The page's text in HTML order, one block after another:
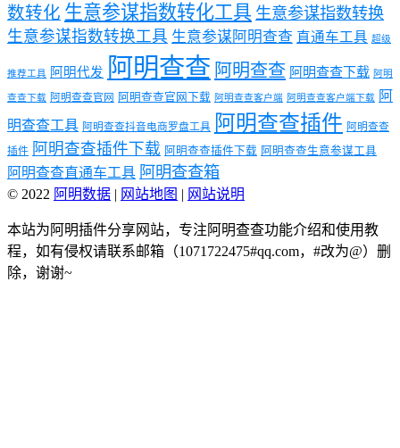
数转化 生意参谋指数转化工具 生意参谋指数转换
生意参谋指数转换工具 生意参谋阿明查查 直通车工具 超级
推荐工具 阿明代发 阿明查查 阿明查查 阿明查查下载 阿明
查查下载 阿明查查官网 阿明查查官网下载 阿明查查客户端 阿明查查客户端下载
阿
明查查工具 阿明查查抖音电商罗盘工具 阿明查查插件 阿明查查
插件 阿明查查插件下载 阿明查查插件下载 阿明查查生意参谋工具
阿明查查直通车工具 阿明查查箱
© 2022 阿明数据 | 网站地图 | 网站说明
本站为阿明插件分享网站，专注阿明查查功能介绍和使用教
程，如有侵权请联系邮箱（1071722475#qq.com，#改为@）删
除，谢谢~